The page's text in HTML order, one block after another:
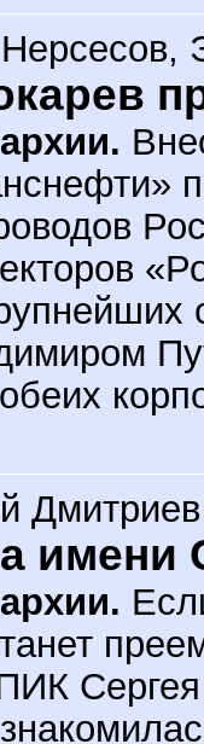
,
обеих
Дмитриев
имени